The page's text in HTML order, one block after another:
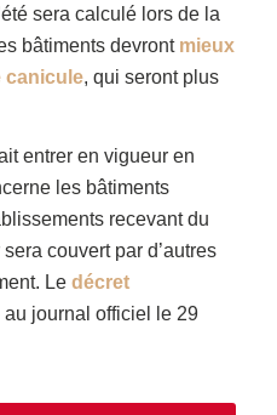
sera calculé lors de la
bâtiments devront mieux
canicule, qui seront plus
entrer en vigueur en
les bâtiments
recevant du
couvert par d’autres
Le décret
journal officiel le 29